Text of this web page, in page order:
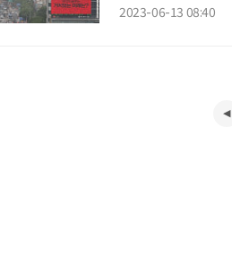
2023-06-13 08:40